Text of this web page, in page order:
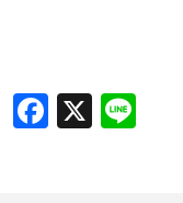
Facebook
X Line